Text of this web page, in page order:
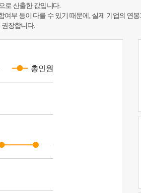
로 산출한 값입니다.
부 등이 다를 수 있기 때문에, 실제 기업의 연
장합니다.
총인원